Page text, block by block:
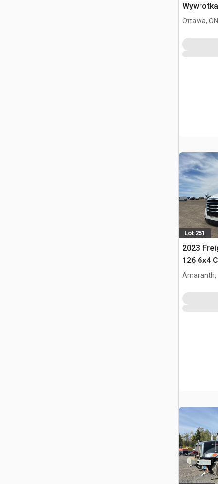
Ottawa,
Lot 251
2023
126 6x4
T/A z
Amaranth,